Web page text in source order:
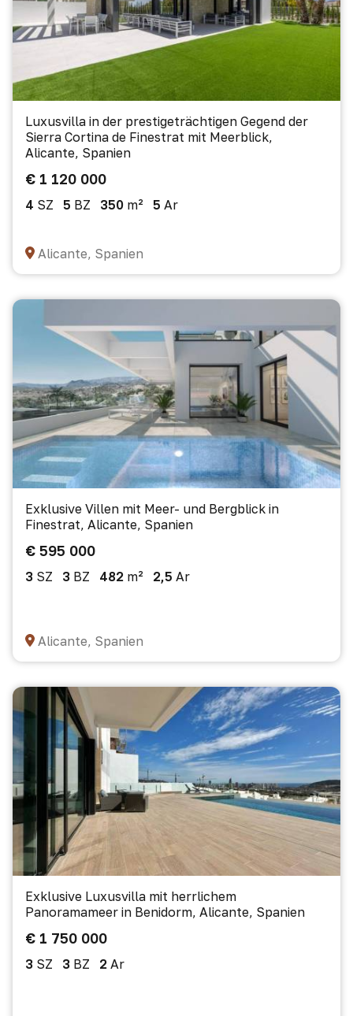
Luxusvilla in der prestigeträchtigen Gegend der
Sierra Cortina de Finestrat mit Meerblick,
Alicante, Spanien
€ 1 120 000
4 SZ 5 BZ 350 m² 5 Ar
Alicante, Spanien
Exklusive Villen mit Meer- und Bergblick in
Finestrat, Alicante, Spanien
€ 595 000
3 SZ 3 BZ 482 m² 2,5 Ar
Alicante, Spanien
Exklusive Luxusvilla mit herrlichem
Panoramameer in Benidorm, Alicante, Spanien
€ 1 750 000
3 SZ 3 BZ 2 Ar